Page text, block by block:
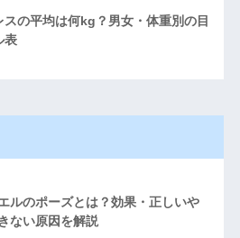
スの平均は何kg？男女・体重別の目
表
ルのポーズとは？効果・正しいや
ない原因を解説